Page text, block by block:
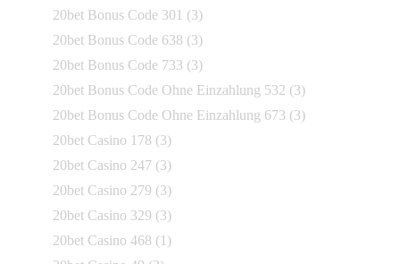
20bet Bonus Code 301 (3)
20bet Bonus Code 638 (3)
20bet Bonus Code 733 (3)
20bet Bonus Code Ohne Einzahlung 532 (3)
20bet Bonus Code Ohne Einzahlung 673 (3)
20bet Casino 178 (3)
20bet Casino 247 (3)
20bet Casino 279 (3)
20bet Casino 329 (3)
20bet Casino 468 (1)